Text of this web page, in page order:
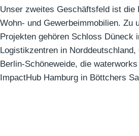
Unser zweites Geschäftsfeld ist die
Wohn- und Gewerbeimmobilien. Zu
Projekten gehören Schloss Düneck
Logistikzentren in
Berlin-Schöneweide, die
ImpactHub Hamburg in Böttchers